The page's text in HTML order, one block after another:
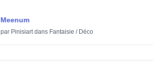
Meenum
par Pinisiartdans Fantaisie / Déco